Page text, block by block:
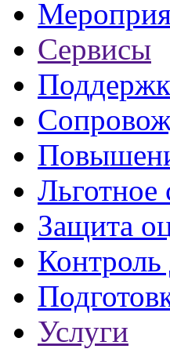
Сервисы
Льготное
Защита
Услуги